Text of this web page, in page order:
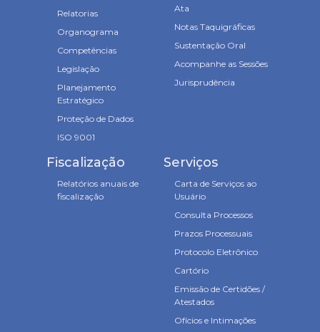
Relatorias
Organograma
Competências
Legislação
Planejamento
Estratégico
Proteção de Dados
ISO 9001
Ata
Notas Taquigráficas
Sustentação Oral
Acompanhe as Sessões
Jurisprudência
Fiscalização
Relatórios anuais de
fiscalização
Serviços
Carta de Serviços ao
Usuário
Consulta Processos
Prazos Processuais
Protocolo Eletrônico
Cartório
Emissão de Certidões /
Atestados
Ofícios e Intimações